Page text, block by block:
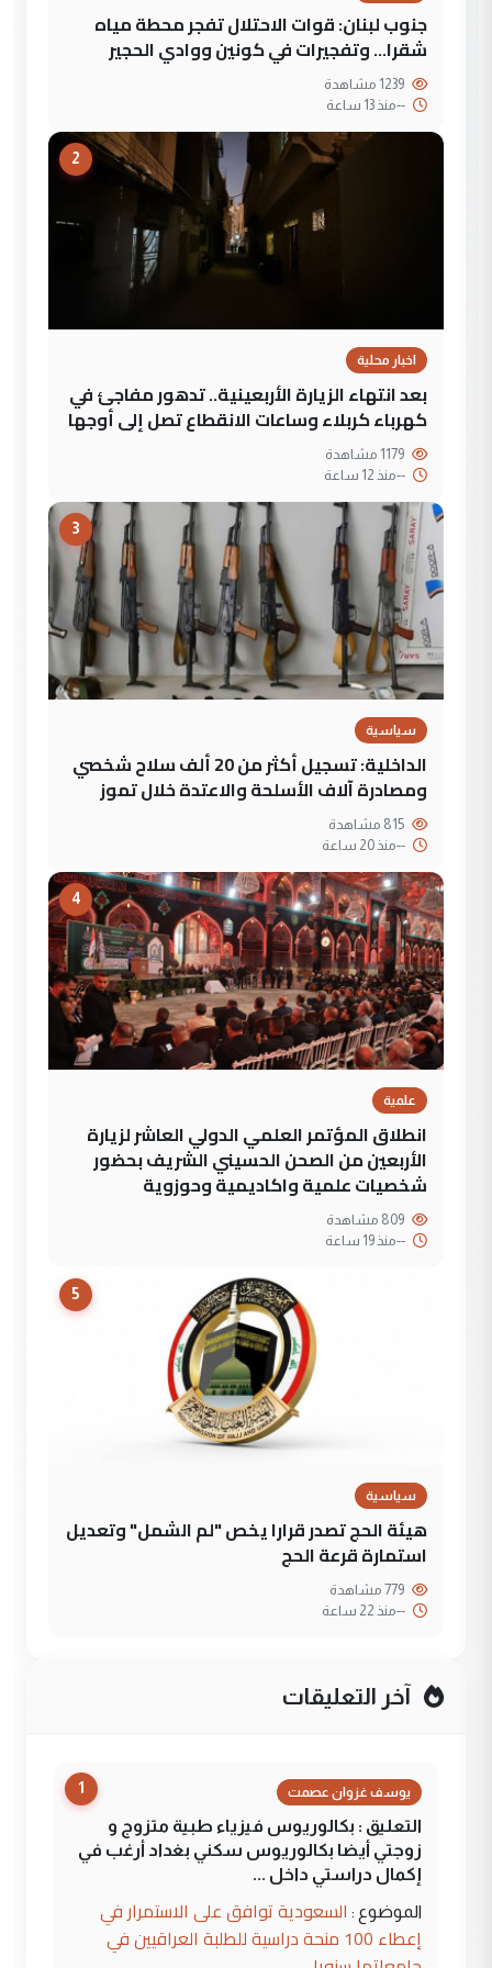
جنوب لبنان: قوات الاحتلال تفجر محطة مياه
شقرا… وتفجيرات في كونين ووادي الحجير
--منذ 13 ساعة
2
اخبار محلية
بعد انتهاء الزيارة الأربعينية.. تدهور مفاجئ في
كهرباء كربلاء وساعات الانقطاع تصل إلى أوجها
--منذ 12 ساعة
3
سياسية
الداخلية: تسجيل أكثر من 20 ألف سلاح شخصي
ومصادرة آلاف الأسلحة والاعتدة خلال تموز
--منذ 20 ساعة
4
علمية
انطلاق المؤتمر العلمي الدولي العاشر لزيارة
الأربعين من الصحن الحسيني الشريف بحضور
شخصيات علمية واكاديمية وحوزوية
--منذ 19 ساعة
5
سياسية
هيئة الحج تصدر قرارا يخص "لم الشمل" وتعديل
استمارة قرعة الحج
--منذ 22 ساعة
آخر التعليقات
1 يوسف غزوان عصمت
التعليق : بكالوريوس فيزياء طبية متزوج و
زوجتي أيضا بكالوريوس سكني بغداد أرغب في
إكمال دراستي داخل ...
الموضوع : السعودية توافق على الاستمرار في
إعطاء 100 منحة دراسية للطلبة العراقيين في